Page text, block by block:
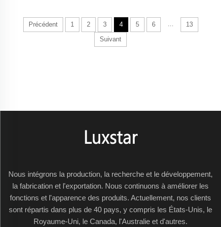
dernières
innovations en
leur retour
dans les
salons des
citadins. Ces
cheminées
Précédent 1 2 3 4 5 6 ...
13
Suivant
Nous intégrons la production, la recherche et le développement,
la fabrication et l'exportation. Nous continuons à améliorer les
fonctions et l'apparence des produits. Actuellement, nos clients
sont répartis dans plus de 40 pays, y compris les États-Unis, le
Royaume-Uni, le Canada, l'Australie et d'autres.